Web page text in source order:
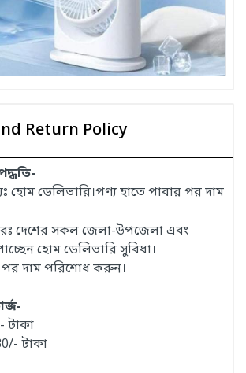
Return Policy
হোম ডেলিভারি।পণ্য হাতে পাবার পর দাম
দেশের সকল জেলা-উপজেলা এবং
হোম ডেলিভারি সুবিধা।
পর দাম পরিশোধ করুন।
টাকা
টাকা